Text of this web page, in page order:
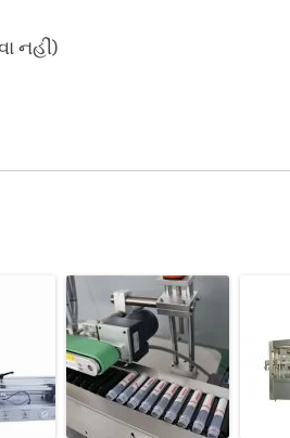
નહીં)